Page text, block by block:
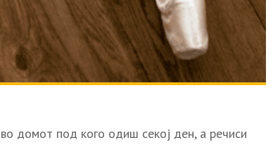
домот под кого одиш секој ден, а речиси